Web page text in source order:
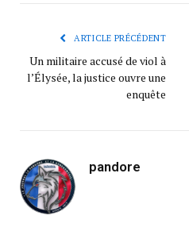
ARTICLE PRÉCÉDENT
Un militaire accusé de viol à
l’Élysée, la justice ouvre une
enquête
pandore